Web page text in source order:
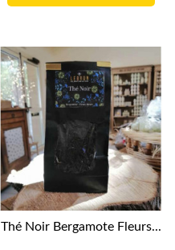
Thé Noir Bergamote Fleurs...